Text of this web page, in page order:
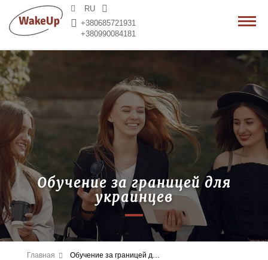
RU
+380685721931
+380990084181
Обучение за границей для
украинцев
Главная Обучение за границей для украинцев